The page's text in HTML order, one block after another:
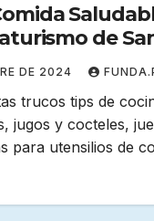
de
DE 2024
trucos tips de
jugos y cocteles,
para utensilios de